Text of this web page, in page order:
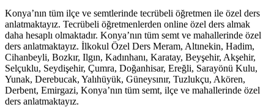
Konya’nın tüm ilçe ve semtlerinde tecrübeli öğretmen ile özel ders
anlatmaktayız. Tecrübeli öğretmenlerden online özel ders almak
daha hesaplı olmaktadır. Konya’nın tüm semt ve mahallerinde özel
ders anlatmaktayız. İlkokul Özel Ders Meram, Altınekin, Hadim,
Cihanbeyli, Bozkır, Ilgın, Kadınhanı, Karatay, Beyşehir, Akşehir,
Selçuklu, Seydişehir, Çumra, Doğanhisar, Ereğli, Sarayönü Kulu,
Yunak, Derebucak, Yalıhüyük, Güneysınır, Tuzlukçu, Akören,
Derbent, Emirgazi, Konya’nın tüm semt, ilçe ve mahallerinde özel
ders anlatmaktayız.